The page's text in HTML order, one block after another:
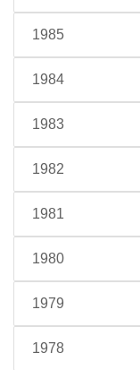
1985
1984
1983
1982
1981
1980
1979
1978